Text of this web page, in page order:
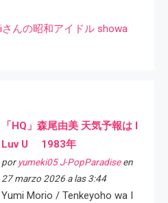
さんの昭和アイドル showa
「HQ」森尾由美 天気予報は I
Luv U 1983年
por yumeki05 J-PopParadiseen
27 marzo 2026 a las 3:44
Yumi Morio / Tenkeyoho wa I